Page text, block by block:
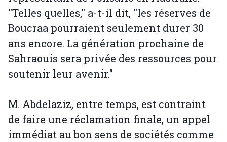
"Telles quelles," a-t-il dit, "les réserves de
Boucraa pourraient seulement durer 30
ans encore. La génération prochaine de
Sahraouis sera privée des ressources pour
soutenir leur avenir."
M. Abdelaziz, entre temps, est contraint
de faire une réclamation finale, un appel
immédiat au bon sens de sociétés comme